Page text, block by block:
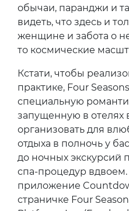
обычаи, паранджи и
видеть, что здесь и
женщине и забота о
то космические
Кстати, чтобы
практике, Four
специальную
запущенную в отелях
организовать для
отдыха в полночь у
до ночных экскурсий
спа-процедур вдвоем.
приложение
страничке Four